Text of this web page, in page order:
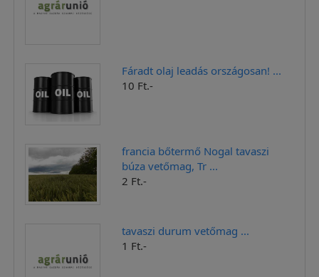
Fáradt olaj leadás országosan! ...
10 Ft.-
francia bőtermő Nogal tavaszi
búza vetőmag, Tr ...
2 Ft.-
tavaszi durum vetőmag ...
1 Ft.-